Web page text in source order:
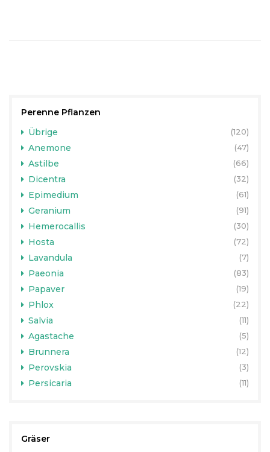
Perenne Pflanzen
Übrige
(120)
Anemone (47)
Astilbe (66)
Dicentra (32)
Epimedium (61)
Geranium (91)
Hemerocallis (30)
Hosta (72)
Lavandula (7)
Paeonia (83)
Papaver (19)
Phlox (22)
Salvia (11)
Agastache (5)
Brunnera (12)
Perovskia (3)
Persicaria (11)
Gräser